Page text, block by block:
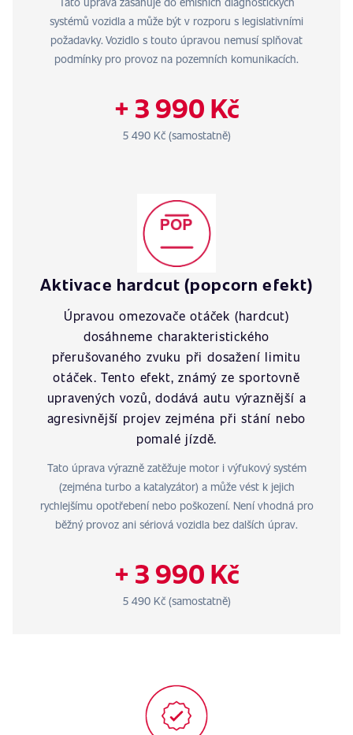
systémů vozidla a může být v rozporu s legislativními
požadavky. Vozidlo s touto úpravou nemusí splňovat
podmínky pro provoz na pozemních komunikacích.
+ 3 990 Kč
5 490 Kč (samostatně)
Aktivace hardcut (popcorn efekt)
Úpravou omezovače otáček (hardcut)
dosáhneme charakteristického
přerušovaného zvuku při dosažení limitu
otáček. Tento efekt, známý ze sportovně
upravených vozů, dodává autu výraznější a
agresivnější projev zejména při stání nebo
pomalé jízdě.
Tato úprava výrazně zatěžuje motor i výfukový systém
(zejména turbo a katalyzátor) a může vést k jejich
rychlejšímu opotřebení nebo poškození. Není vhodná pro
běžný provoz ani sériová vozidla bez dalších úprav.
+ 3 990 Kč
5 490 Kč (samostatně)